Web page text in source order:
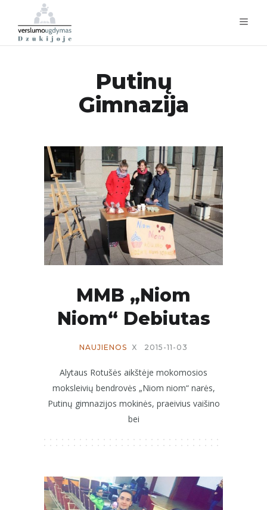
Putinų
Gimnazija
MMB „Niom
Niom“ Debiutas
NAUJIENOS X 2015-11-03
Alytaus Rotušės aikštėje mokomosios
moksleivių bendrovės „Niom niom“ narės,
Putinų gimnazijos mokinės, praeivius vaišino
bei